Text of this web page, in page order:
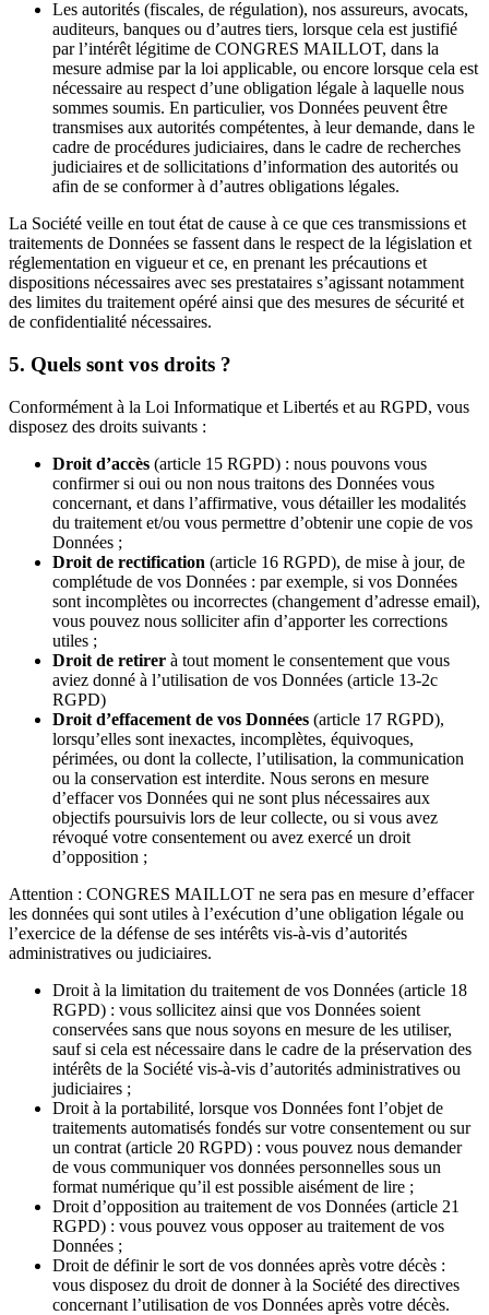
Les autorités (fiscales, de régulation), nos assureurs, avocats,
auditeurs, banques ou d’autres tiers, lorsque cela est justifié
par l’intérêt légitime de CONGRES MAILLOT, dans la
mesure admise par la loi applicable, ou encore lorsque cela est
nécessaire au respect d’une obligation légale à laquelle nous
sommes soumis. En particulier, vos Données peuvent être
transmises aux autorités compétentes, à leur demande, dans le
cadre de procédures judiciaires, dans le cadre de recherches
judiciaires et de sollicitations d’information des autorités ou
afin de se conformer à d’autres obligations légales.
La Société veille en tout état de cause à ce que ces transmissions et
traitements de Données se fassent dans le respect de la législation et
réglementation en vigueur et ce, en prenant les précautions et
dispositions nécessaires avec ses prestataires s’agissant notamment
des limites du traitement opéré ainsi que des mesures de sécurité et
de confidentialité nécessaires.
5. Quels sont vos droits ?
Conformément à la Loi Informatique et Libertés et au RGPD, vous
disposez des droits suivants :
Droit d’accès (article 15 RGPD) : nous pouvons vous
confirmer si oui ou non nous traitons des Données vous
concernant, et dans l’affirmative, vous détailler les modalités
du traitement et/ou vous permettre d’obtenir une copie de vos
Données ;
Droit de rectification (article 16 RGPD), de mise à jour, de
complétude de vos Données : par exemple, si vos Données
sont incomplètes ou incorrectes (changement d’adresse email),
vous pouvez nous solliciter afin d’apporter les corrections
utiles ;
Droit de retirer à tout moment le consentement que vous
aviez donné à l’utilisation de vos Données (article 13-2c
RGPD)
Droit d’effacement de vos Données (article 17 RGPD),
lorsqu’elles sont inexactes, incomplètes, équivoques,
périmées, ou dont la collecte, l’utilisation, la communication
ou la conservation est interdite. Nous serons en mesure
d’effacer vos Données qui ne sont plus nécessaires aux
objectifs poursuivis lors de leur collecte, ou si vous avez
révoqué votre consentement ou avez exercé un droit
d’opposition ;
Attention : CONGRES MAILLOT ne sera pas en mesure d’effacer
les données qui sont utiles à l’exécution d’une obligation légale ou
l’exercice de la défense de ses intérêts vis-à-vis d’autorités
administratives ou judiciaires.
Droit à la limitation du traitement de vos Données (article 18
RGPD) : vous sollicitez ainsi que vos Données soient
conservées sans que nous soyons en mesure de les utiliser,
sauf si cela est nécessaire dans le cadre de la préservation des
intérêts de la Société vis-à-vis d’autorités administratives ou
judiciaires ;
Droit à la portabilité, lorsque vos Données font l’objet de
traitements automatisés fondés sur votre consentement ou sur
un contrat (article 20 RGPD) : vous pouvez nous demander
de vous communiquer vos données personnelles sous un
format numérique qu’il est possible aisément de lire ;
Droit d’opposition au traitement de vos Données (article 21
RGPD) : vous pouvez vous opposer au traitement de vos
Données ;
Droit de définir le sort de vos données après votre décès :
vous disposez du droit de donner à la Société des directives
concernant l’utilisation de vos Données après votre décès.